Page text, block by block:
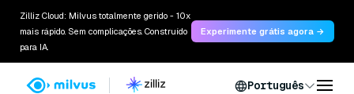
Zilliz Cloud: Milvus totalmente gerido - 10x
mais rápido. Sem complicações. Construído
para IA.
Experimente grátis agora →
Português